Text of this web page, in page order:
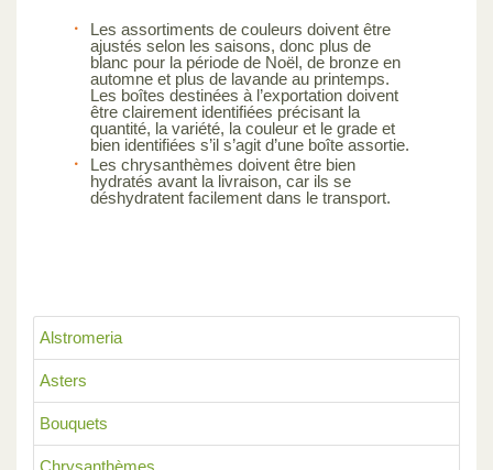
Alstromeria
Asters
Bouquets
Chrysanthèmes
Les assortiments de couleurs doivent être
ajustés selon les saisons, donc plus de
blanc pour la période de Noël, de bronze en
automne et plus de lavande au printemps.
Les boîtes destinées à l’exportation doivent
être clairement identifiées précisant la
quantité, la variété, la couleur et le grade et
bien identifiées s’il s’agit d’une boîte assortie.
Les chrysanthèmes doivent être bien
hydratés avant la livraison, car ils se
déshydratent facilement dans le transport.